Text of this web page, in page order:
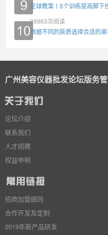
足球教案丨5个训练提高脚下
99963次阅读
根据不同的肤质选择合适的
广州美容仪器批发论坛版务
论坛介绍
联系我们
人才招聘
权益申明
招商加盟细则
合作开发及定制
2019年新产品研发